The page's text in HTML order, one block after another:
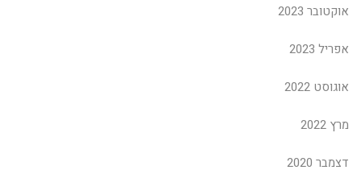
אוקטובר 2023
אפריל 2023
אוגוסט 2022
מרץ 2022
דצמבר 2020